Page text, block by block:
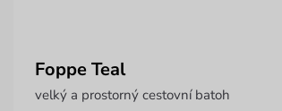
Foppe Teal
velký a prostorný cestovní batoh